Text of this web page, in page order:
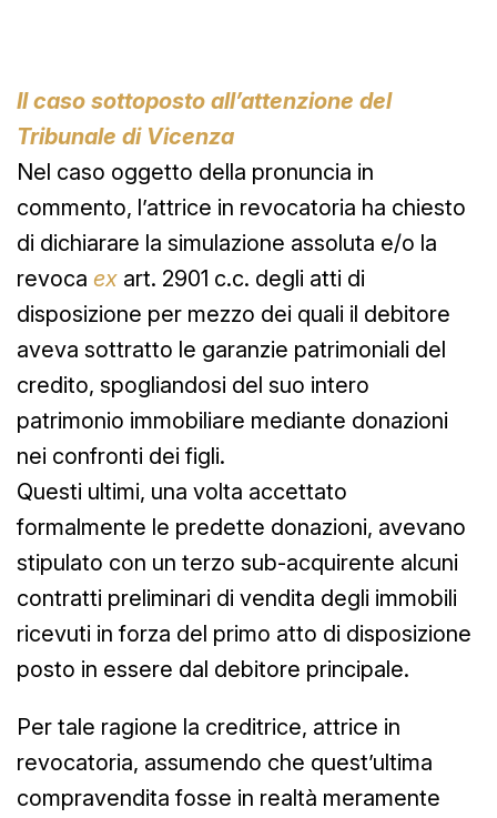
Il caso sottoposto all’attenzione del
Tribunale di Vicenza
Nel caso oggetto della pronuncia in
commento, l’attrice in revocatoria ha chiesto
di dichiarare la simulazione assoluta e/o la
revoca ex art. 2901 c.c. degli atti di
disposizione per mezzo dei quali il debitore
aveva sottratto le garanzie patrimoniali del
credito, spogliandosi del suo intero
patrimonio immobiliare mediante donazioni
nei confronti dei figli.
Questi ultimi, una volta accettato
formalmente le predette donazioni, avevano
stipulato con un terzo sub-acquirente alcuni
contratti preliminari di vendita degli immobili
ricevuti in forza del primo atto di disposizione
posto in essere dal debitore principale.
Per tale ragione la creditrice, attrice in
revocatoria, assumendo che quest’ultima
compravendita fosse in realtà meramente